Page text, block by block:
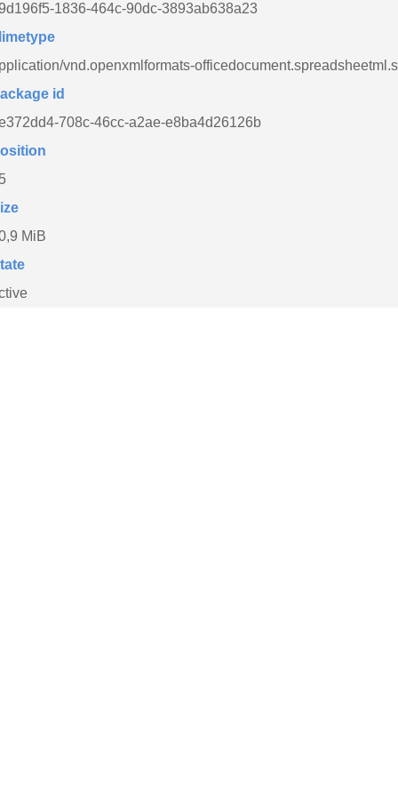
1836-464c-90dc-3893ab638a23
vnd.openxmlformats-
id
708c-46cc-a2ae-e8ba4d26126b
MiB